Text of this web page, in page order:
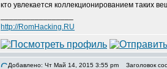
кто увлекается коллекционированием таких
http://RomHacking.RU
Добавлено: Чт Май 14, 2015 3:55 pm Заголовок